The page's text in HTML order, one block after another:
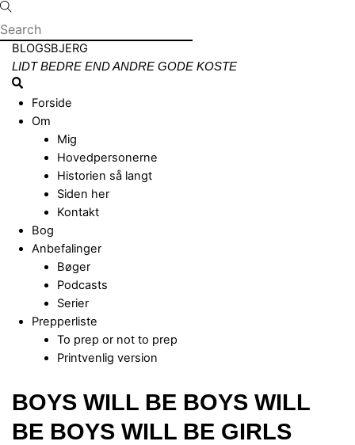
Skip
to
content
Menu
BLOGSBJERG
LIDT BEDRE END ANDRE GODE KOSTE
Search
Forside
Om
Mig
Hovedpersonerne
Historien så langt
Siden her
Kontakt
Bog
Anbefalinger
Bøger
Podcasts
Serier
Prepperliste
To prep or not to prep
Printvenlig version
Close
Menu
BOYS WILL BE BOYS WILL
BE BOYS WILL BE GIRLS